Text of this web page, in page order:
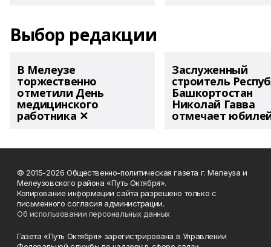
Выбор редакции
В Мелеузе
торжественно
отметили День
медицинского
работника ✕
Заслуженный
строитель
Башкортостан
Николай Гавва
отмечает
© 2015-2026 Общественно-политическая газета г. Мелеуза и
Мелеузовского района «Путь Октября».
Копирование информации сайта разрешено только с
письменного согласия администрации.
Об использовании персональных данных
Газета «Путь Октября» зарегистрирована в Управлении